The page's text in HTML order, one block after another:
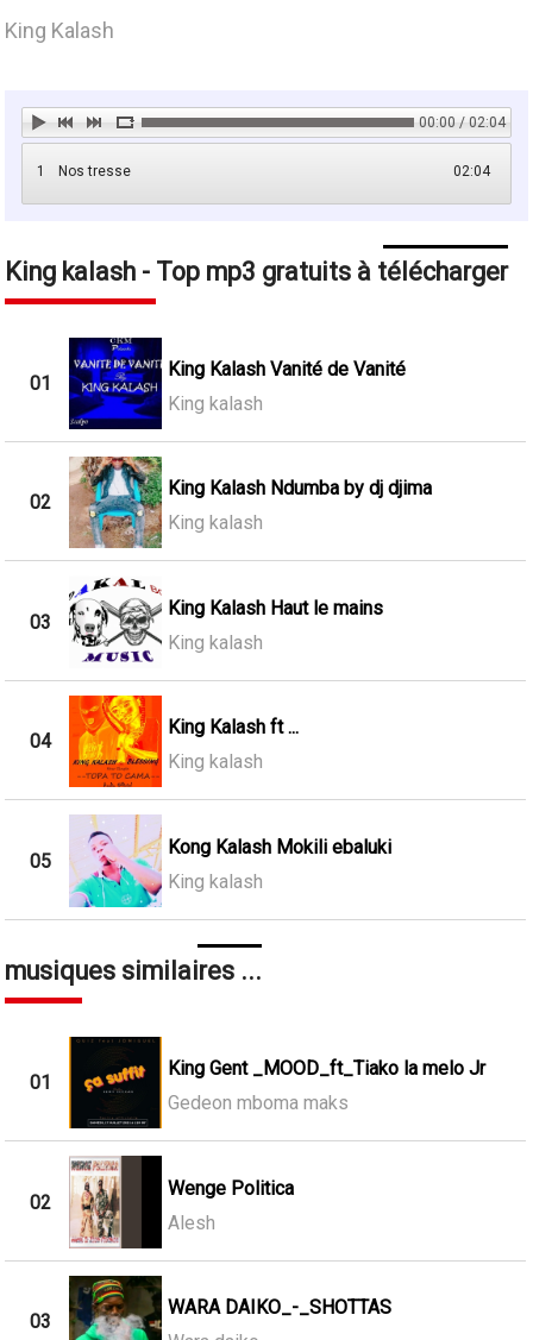
King Kalash
00:00 / 02:04
1 02:04
Nos tresse
King kalash - Top mp3 gratuits à télécharger
01
King Kalash Vanité de Vanité
King kalash
02
King Kalash Ndumba by dj djima
King kalash
03
King Kalash Haut le mains
King kalash
04
King Kalash ft ...
King kalash
05
Kong Kalash Mokili ebaluki
King kalash
musiques similaires ...
01
King Gent _MOOD_ft_Tiako la melo Jr
Gedeon mboma maks
02
Wenge Politica
Alesh
03
WARA DAIKO_-_SHOTTAS